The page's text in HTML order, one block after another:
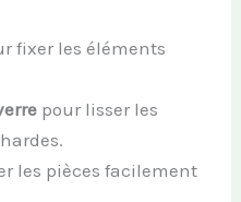
fixer les éléments
pour lisser les
les pièces facilement